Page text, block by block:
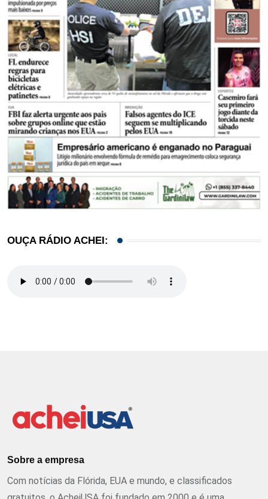
OUÇA RÁDIO ACHEI:
Sobre a empresa
Com notícias da Flórida, EUA e mundo, e classificados